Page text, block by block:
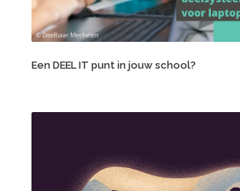
Een DEEL IT punt in jouw school?